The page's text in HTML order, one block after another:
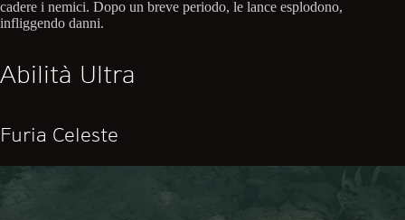
cadere i nemici. Dopo un breve periodo, le lance esplodono,
infliggendo danni.
Abilità Ultra
Furia Celeste